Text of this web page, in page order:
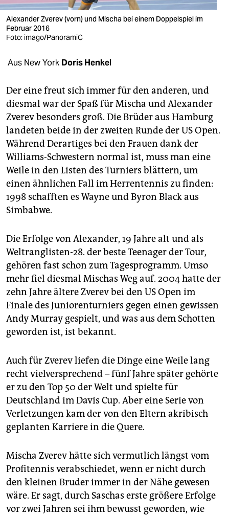
verlag
veranstaltungen
unterstützen
abo
genossenschaft
epaper login
Alexander Zverev (vorn) und Mischa bei einem Doppelspiel im
Februar 2016
Foto: imago/PanoramiC
Aus New York Doris Henkel
Der eine freut sich immer für den anderen, und
diesmal war der Spaß für Mischa und Alexander
Zverev besonders groß. Die Brüder aus Hamburg
landeten beide in der zweiten Runde der US Open.
Während Derartiges bei den Frauen dank der
Williams-Schwestern normal ist, muss man eine
Weile in den Listen des Turniers blättern, um
einen ähnlichen Fall im Herrentennis zu finden:
1998 schafften es Wayne und Byron Black aus
Simbabwe.
Die Erfolge von Alexander, 19 Jahre alt und als
Weltranglisten-28. der beste Teenager der Tour,
gehören fast schon zum Tagesprogramm. Umso
mehr fiel diesmal Mischas Weg auf. 2004 hatte der
zehn Jahre ältere Zverev bei den US Open im
Finale des Juniorenturniers gegen einen gewissen
Andy Murray gespielt, und was aus dem Schotten
geworden ist, ist bekannt.
Auch für Zverev liefen die Dinge eine Weile lang
recht vielversprechend – fünf Jahre später gehörte
er zu den Top 50 der Welt und spielte für
Deutschland im Davis Cup. Aber eine Serie von
Verletzungen kam der von den Eltern akribisch
geplanten Karriere in die Quere.
Mischa Zverev hätte sich vermutlich längst vom
Profitennis verabschiedet, wenn er nicht durch
den kleinen Bruder immer in der Nähe gewesen
wäre. Er sagt, durch Saschas erste größere Erfolge
vor zwei Jahren sei ihm bewusst geworden, wie